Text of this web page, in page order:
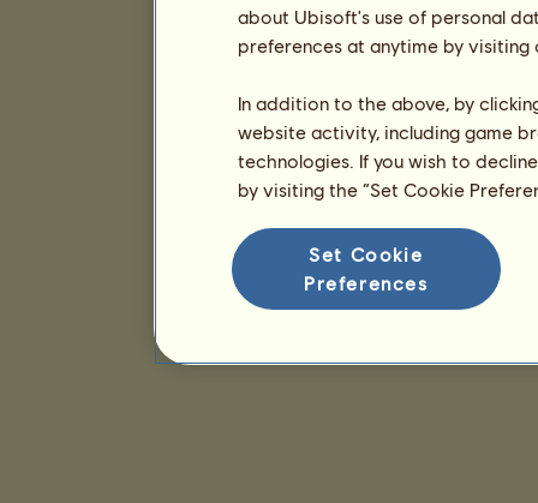
about Ubisoft's use of personal
preferences at anytime by
In addition to the above, by
website activity, including game
technologies. If you wish to
by visiting the “Set Cookie
Set Cookie
Preferences